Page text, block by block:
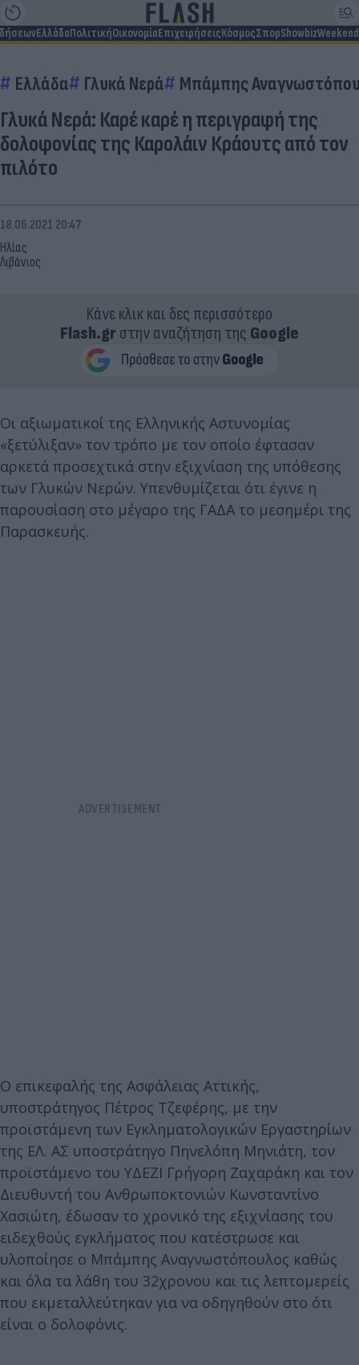
ΕλλάδαΠολιτικήΟικονομίαΕπιχειρήσειςΚόσμοςΣπορShowbizWeekend
Ελλάδα Γλυκά Νερά Μπάμπης
Γλυκά Νερά: Καρέ καρέ η περιγραφή της
δολοφονίας της Καρολάιν Κράουτς από τον
πιλότο
Ηλίας
Λιβάνιος
18.06.2021 20:47
Κάνε κλικ και δες περισσότερο
Flash.grστην αναζήτηση της Google
Οι αξιωματικοί της Ελληνικής Αστυνομίας
«ξετύλιξαν» τον τρόπο με τον οποίο έφτασαν
αρκετά προσεχτικά στην εξιχνίαση της υπόθεσης
των Γλυκών Νερών. Υπενθυμίζεται ότι έγινε η
παρουσίαση στο μέγαρο της ΓΑΔΑ το μεσημέρι της
Παρασκευής.
Ο επικεφαλής της Ασφάλειας Αττικής,
υποστράτηγος Πέτρος Τζεφέρης, με την
προϊστάμενη των Εγκληματολογικών Εργαστηρίων
της ΕΛ. ΑΣ υποστράτηγο Πηνελόπη Μηνιάτη, τον
προϊστάμενο του ΥΔΕΖΙ Γρήγορη Ζαχαράκη και τον
Διευθυντή του Ανθρωποκτονιών Κωνσταντίνο
Χασιώτη, έδωσαν το χρονικό της εξιχνίασης του
ειδεχθούς εγκλήματος που κατέστρωσε και
υλοποίησε ο Μπάμπης Αναγνωστόπουλος καθώς
και όλα τα λάθη του 32χρονου και τις λεπτομερείς
που εκμεταλλεύτηκαν για να οδηγηθούν στο ότι
είναι ο δολοφόνις.